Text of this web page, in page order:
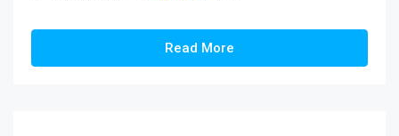
Read More